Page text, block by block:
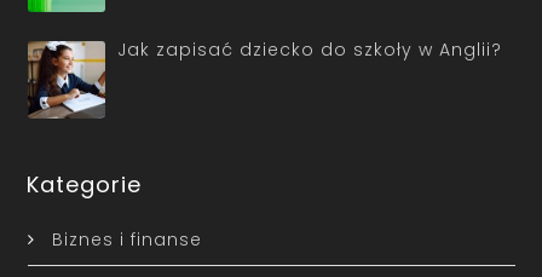
Jak zapisać dziecko do szkoły w Anglii?
Kategorie
Biznes i finanse